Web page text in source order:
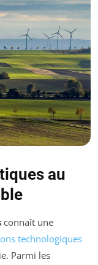
au
connaît une
technologiques
Parmi les